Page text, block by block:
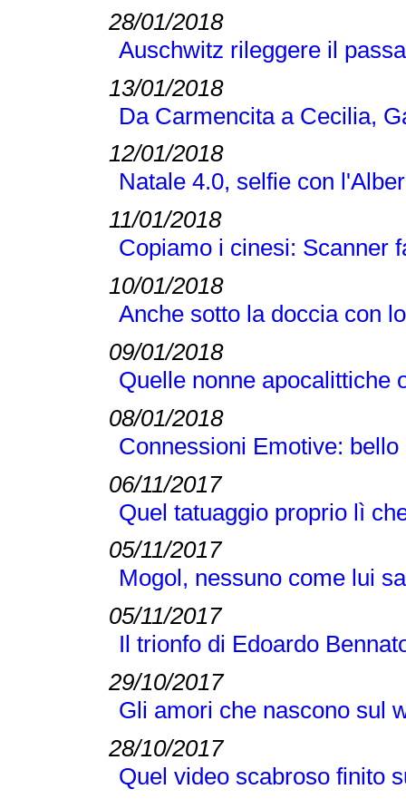
28/01/2018
Auschwitz rileggere il
13/01/2018
Da Carmencita a Cecilia,
12/01/2018
Natale 4.0, selfie con
11/01/2018
Copiamo i cinesi: Scanner
10/01/2018
Anche sotto la doccia con
09/01/2018
Quelle nonne apocalittiche
08/01/2018
Connessioni Emotive:
06/11/2017
Quel tatuaggio proprio lì
05/11/2017
Mogol, nessuno come lui
05/11/2017
Il trionfo di Edoardo
29/10/2017
Gli amori che nascono sul
28/10/2017
Quel video scabroso finito